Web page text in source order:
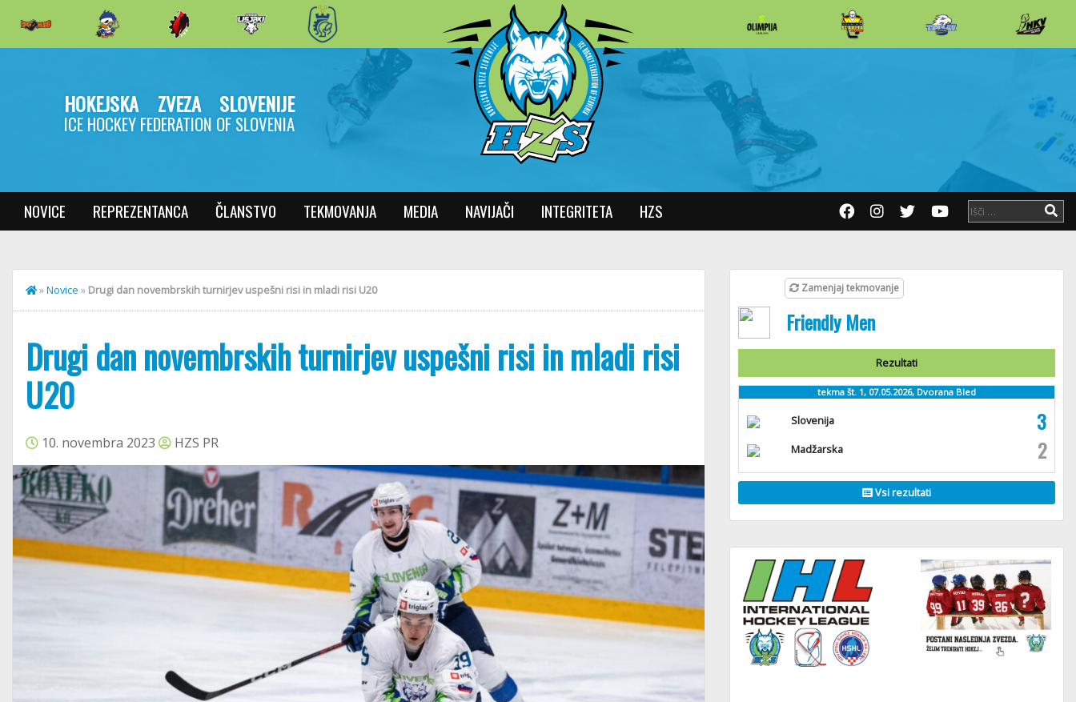
HOKEJSKA ZVEZA SLOVENIJE
ICE HOCKEY FEDERATION OF SLOVENIA
NOVICE REPREZENTANCA ČLANSTVO TEKMOVANJA MEDIA NAVIJAČI INTEGRITETA HZS
»Novice » Drugi dan novembrskih turnirjev uspešni risi in mladi risi U20
Drugi dan novembrskih turnirjev uspešni risi in mladi risi
U20
10. novembra 2023 HZS PR
Zamenjaj tekmovanje
Friendly Men
Rezultati
tekma št. 1, 07.05.2026, Dvorana Bled
Slovenija 3
Madžarska 2
Vsi rezultati